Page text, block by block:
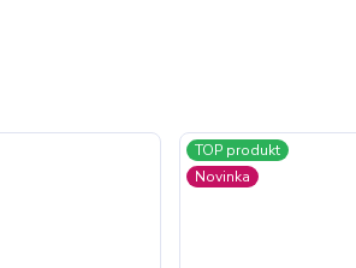
TOP produkt
Novinka